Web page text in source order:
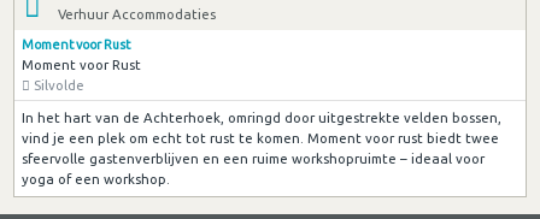
Verhuur Accommodaties
Moment voor Rust
Moment voor Rust
Silvolde
In het hart van de Achterhoek, omringd door uitgestrekte velden bossen,
vind je een plek om echt tot rust te komen. Moment voor rust biedt twee
sfeervolle gastenverblijven en een ruime workshopruimte – ideaal voor
yoga of een workshop.